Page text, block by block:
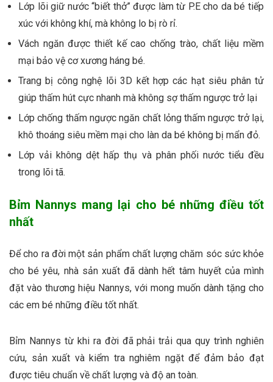
Lớp lõi giữ nước “biết thở” được làm từ P.E cho da bé tiếp
xúc với không khí, mà không lo bị rò rỉ.
Vách ngăn được thiết kế cao chống trào, chất liệu mềm
mại bảo vệ cơ xương háng bé.
Trang bị công nghệ lõi 3D kết hợp các hạt siêu phân tử
giúp thấm hút cực nhanh mà không sợ thấm ngược trở lại
Lớp chống thấm ngược ngăn chất lỏng thấm ngược trở lại,
khô thoáng siêu mềm mại cho làn da bé không bị mẩn đỏ.
Lớp vải không dệt hấp thụ và phân phối nước tiểu đều
trong lõi tã.
Bỉm Nannys mang lại cho bé những điều tốt
nhất
Để cho ra đời một sản phẩm chất lượng chăm sóc sức khỏe
cho bé yêu, nhà sản xuất đã dành hết tâm huyết của mình
đặt vào thương hiệu Nannys, với mong muốn dành tặng cho
các em bé những điều tốt nhất.
Bỉm Nannys từ khi ra đời đã phải trải qua quy trình nghiên
cứu, sản xuất và kiểm tra nghiêm ngặt để đảm bảo đạt
được tiêu chuẩn về chất lượng và độ an toàn.